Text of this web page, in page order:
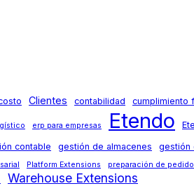
Clientes contabilidad cumplimiento
erp para empresas Etendo
contable gestión de almacenes gestión
Platform Extensions preparación de
Warehouse Extensions